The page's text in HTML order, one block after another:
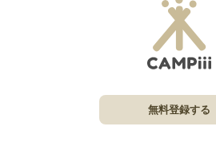
無料登録する